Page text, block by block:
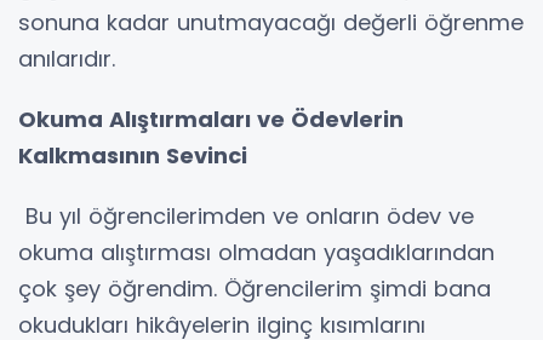
sonuna kadar unutmayacağı değerli öğrenme
anılarıdır.
Okuma Alıştırmaları ve Ödevlerin
Kalkmasının Sevinci
Bu yıl öğrencilerimden ve onların ödev ve
okuma alıştırması olmadan yaşadıklarından
çok şey öğrendim. Öğrencilerim şimdi bana
okudukları hikâyelerin ilginç kısımlarını